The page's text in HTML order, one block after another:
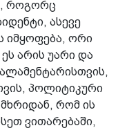
როგორც
ასევე
იმყოფება, ორი
არის უარი და
პოლიტიკური
რომ ის
ვითარებაში,